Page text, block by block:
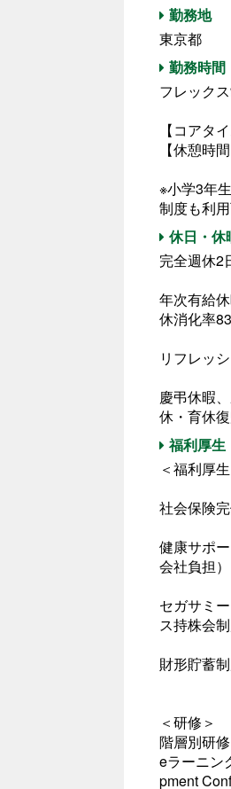
勤務地
東京都
勤務時間
フレック
【コアタ
【休憩時
※小学3年
制度も利用
休日・休
完全週休2
年次有給
休消化率
リフレッ
慶弔休暇
休・育休
福利厚生
＜福利厚
社会保険
健康サポ
会社負担
セガサミ
ス持株会
財形貯蓄
＜研修＞
階層別研
eラーニン
pment